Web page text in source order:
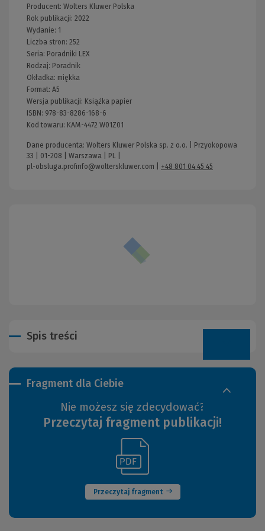
Fragment dla Ciebie
Nie możesz się zdecydować?
Przeczytaj fragment publikacji!
Przeczytaj fragment
(Nowe
okno)
innej
Producent: Wolters Kluwer Polska
Rok publikacji: 2022
Wydanie: 1
Liczba stron: 252
Seria: Poradniki LEX
Rodzaj: Poradnik
Okładka: miękka
Format: A5
Wersja publikacji: Książka papier
ISBN: 978-83-8286-168-6
Kod towaru: KAM-4472 W01Z01
Dane producenta: Wolters Kluwer Polska sp. z o.o. | Przyokopowa
33 | 01-208 | Warszawa | PL |
pl-obsluga.profinfo@wolterskluwer.com
+48 801 04 45 45
Spis treści